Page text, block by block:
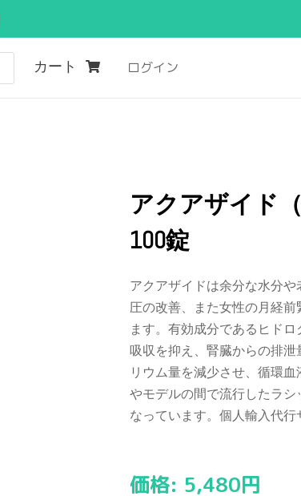
カート ログイン
アクアザイド
100錠
アクアザイドは余分な水分
圧の改善、また女性の月経
ます。有効成分であるヒド
吸収を抑え、腎臓からの排
リウム量を減少させ、循環
やモデルの間で流行したラ
なっています。個人輸入代
価格: 5,480円